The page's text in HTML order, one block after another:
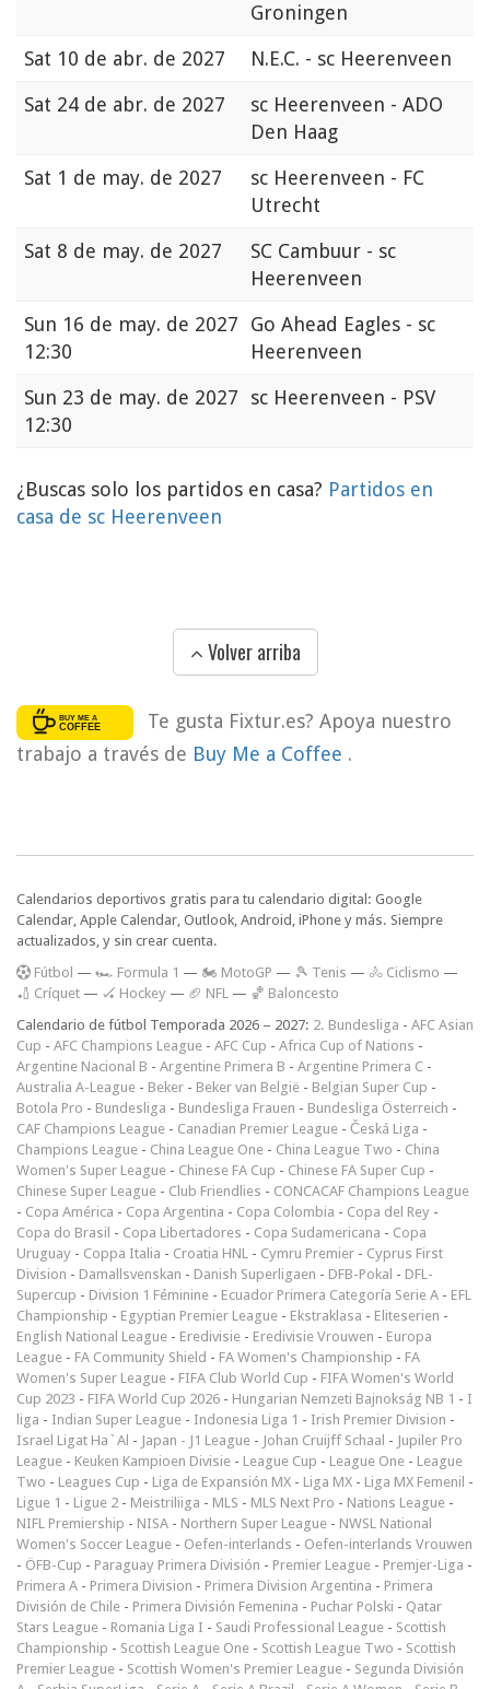
Groningen
Sat 10 de abr. de 2027
N.E.C. - sc Heerenveen
Sat 24 de abr. de 2027
sc Heerenveen - ADO
Den Haag
Sat 1 de may. de 2027
sc Heerenveen - FC
Utrecht
Sat 8 de may. de 2027
SC Cambuur - sc
Heerenveen
Sun 16 de may. de 2027
12:30
Go Ahead Eagles - sc
Heerenveen
Sun 23 de may. de 2027
12:30
sc Heerenveen - PSV
¿Buscas solo los partidos en casa? Partidos en
casa de sc Heerenveen
Volver arriba
Te gusta Fixtur.es? Apoya nuestro
trabajo a través de Buy Me a Coffee .
Calendarios deportivos gratis para tu calendario digital: Google
Calendar, Apple Calendar, Outlook, Android, iPhone y más. Siempre
actualizados, y sin crear cuenta.
Fútbol — 🏎️ Formula 1 — 🏍 MotoGP — 🎾 Tenis — 🚴 Ciclismo —
🏏 Críquet — 🏑 Hockey — 🏈 NFL — 🏀 Baloncesto
Calendario de fútbol Temporada 2026 – 2027: 2. Bundesliga - AFC Asian
Cup - AFC Champions League - AFC Cup - Africa Cup of Nations -
Argentine Nacional B - Argentine Primera B - Argentine Primera C -
Australia A-League - Beker - Beker van België - Belgian Super Cup -
Botola Pro - Bundesliga - Bundesliga Frauen - Bundesliga Österreich -
CAF Champions League - Canadian Premier League - Česká Liga -
Champions League - China League One - China League Two - China
Women's Super League - Chinese FA Cup - Chinese FA Super Cup -
Chinese Super League - Club Friendlies - CONCACAF Champions League
- Copa América - Copa Argentina - Copa Colombia - Copa del Rey -
Copa do Brasil - Copa Libertadores - Copa Sudamericana - Copa
Uruguay - Coppa Italia - Croatia HNL - Cymru Premier - Cyprus First
Division - Damallsvenskan - Danish Superligaen - DFB-Pokal - DFL-
Supercup - Division 1 Féminine - Ecuador Primera Categoría Serie A - EFL
Championship - Egyptian Premier League - Ekstraklasa - Eliteserien -
English National League - Eredivisie - Eredivisie Vrouwen - Europa
League - FA Community Shield - FA Women's Championship - FA
Women's Super League - FIFA Club World Cup - FIFA Women's World
Cup 2023 - FIFA World Cup 2026 - Hungarian Nemzeti Bajnokság NB 1 - I
liga - Indian Super League - Indonesia Liga 1 - Irish Premier Division -
Israel Ligat Ha`Al - Japan - J1 League - Johan Cruijff Schaal - Jupiler Pro
League - Keuken Kampioen Divisie - League Cup - League One - League
Two - Leagues Cup - Liga de Expansión MX - Liga MX - Liga MX Femenil -
Ligue 1 - Ligue 2 - Meistriliiga - MLS - MLS Next Pro - Nations League -
NIFL Premiership - NISA - Northern Super League - NWSL National
Women's Soccer League - Oefen-interlands - Oefen-interlands Vrouwen
- ÖFB-Cup - Paraguay Primera División - Premier League - Premjer-Liga -
Primera A - Primera Division - Primera Division Argentina - Primera
División de Chile - Primera División Femenina - Puchar Polski - Qatar
Stars League - Romania Liga I - Saudi Professional League - Scottish
Championship - Scottish League One - Scottish League Two - Scottish
Premier League - Scottish Women's Premier League - Segunda División